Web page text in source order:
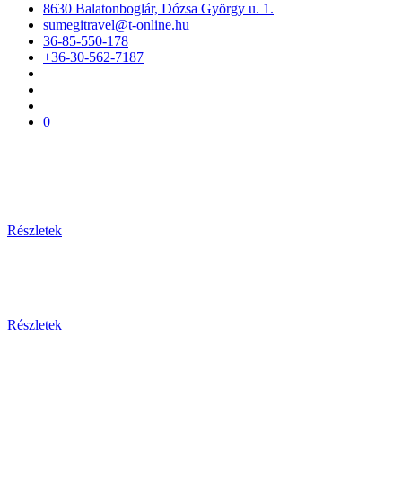
8630 Balatonboglár, Dózsa György u. 1.
sumegitravel@t-online.hu
36-85-550-178
+36-30-562-7187
0
Részletek
Részletek